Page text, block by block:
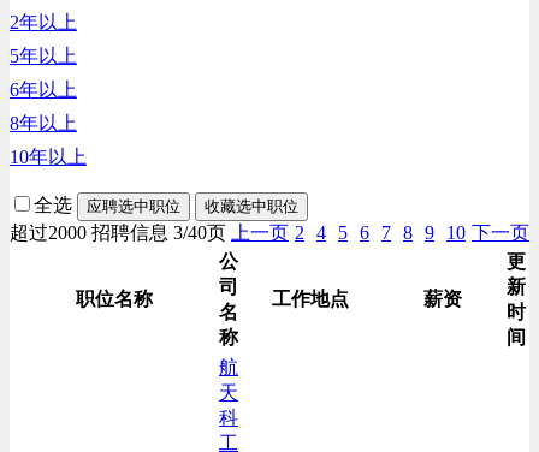
财务/审计/税务类
2年以上
5年以上
6年以上
8年以上
10年以上
全选 应聘选中职位 收藏选中职位
超过2000 招聘信息 3/40页 上一页 2 4 5 6 7 8 9 10 下一页
职位名称
公
司
名
称
工作地点 薪资
更
新
时
间
航
天
科
工